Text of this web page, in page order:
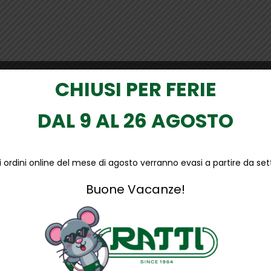
leggera e innovativa, consente una maggiore libertà nei
e per il settore della logistica e dei trasporti.
anti-abrasione
antibatterico.
CHIUSI PER FERIE
DAL 9 AL 26 AGOSTO
ordini online del mese di agosto verranno evasi a partire da
Buone Vacanze!